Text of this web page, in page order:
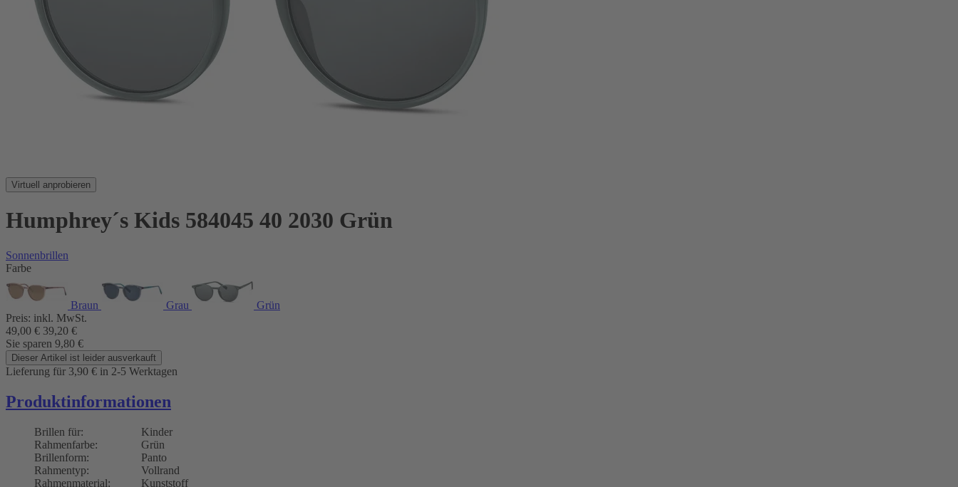
Virtuell anprobieren
Humphrey´s Kids 584045 40 2030 Grün
Sonnenbrillen
Farbe
Braun Grau
Grün
Preis: inkl. MwSt.
49,00 € 39,20 €
Sie sparen 9,80 €
Dieser Artikel ist leider ausverkauft
Lieferung für 3,90 € in 2-5 Werktagen
Produktinformationen
Brillen für:
Kinder
Rahmenfarbe:
Grün
Brillenform:
Panto
Rahmentyp:
Vollrand
Rahmenmaterial:
Kunststoff